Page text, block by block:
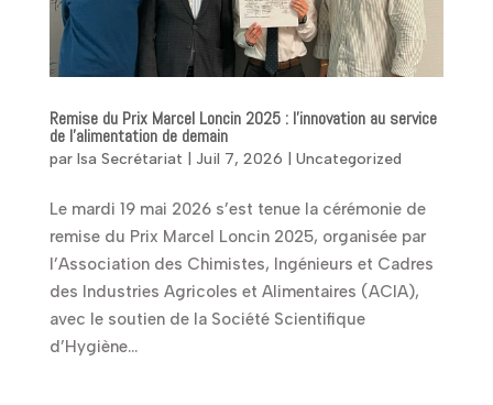
Remise du Prix Marcel Loncin 2025 : l’innovation au service
de l’alimentation de demain
par Isa Secrétariat Juil 7, 2026 Uncategorized
Le mardi 19 mai 2026 s’est tenue la cérémonie de
remise du Prix Marcel Loncin 2025, organisée par
l’Association des Chimistes, Ingénieurs et Cadres
des Industries Agricoles et Alimentaires (ACIA),
avec le soutien de la Société Scientifique
d’Hygiène...